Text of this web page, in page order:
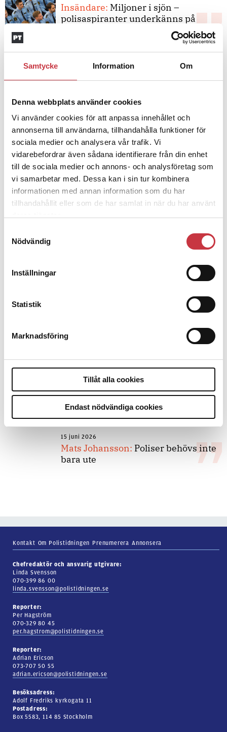
Samtycke Information Om
Denna webbplats använder cookies
Vi använder cookies för att anpassa innehållet och
annonserna till användarna, tillhandahålla funktioner för
sociala medier och analysera vår trafik. Vi
vidarebefordrar även sådana identifierare från din enhet
till de sociala medier och annons- och analysföretag som
vi samarbetar med. Dessa kan i sin tur kombinera
informationen med annan information som du har
tillhandahållit eller som de har samlat in när du har använt
Nödvändig
Inställningar
Statistik
Marknadsföring
Tillåt alla cookies
Endast nödvändiga cookies
Insändare: Miljoner i sjön –
polisaspiranter underkänns på
Jens Mårtensson:Snart 20 år i tjänst
4 juni 2026
Polisregionen erkänner fel: ”Kommer
att rättas till”
Debatt
Det är inte evidenskrav som
bakbinder polisen
7 juli 2026
Debatt:Med för höga krav på evidens
kan polisen inte göra något alls
15 juni 2026
Mats Johansson: Poliser behövs inte
bara ute
Kontakt Om Polistidningen Prenumerera Annonsera
Chefredaktör och ansvarig utgivare:
Linda Svensson
070-399 86 00
linda.svensson@polistidningen.se
Reporter:
Per Hagström
070-329 80 45
per.hagstrom@polistidningen.se
Reporter:
Adrian Ericson
073-707 50 55
adrian.ericson@polistidningen.se
Besöksadress:
Adolf Fredriks kyrkogata 11
Postadress:
Box 5583, 114 85 Stockholm